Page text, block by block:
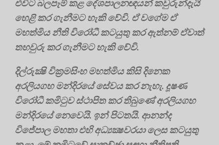
එවිට බලපෑම් කළ දේශපාලනඥයන් කවුරුන්දැයි
හෙළි කර ගැනීමට හැකි වේවි. ඒ වගේම ඒ
මහත්මිය නීති විරෝධී කටයුතු කර ඇත්නම් ඒවාත්
තහවුරු කර ගැනීමට හැකි වේවි.
දිල්රුක්‍ෂි වික්‍රමසිංහ මහත්මිය කිසි දිනෙක
අරලියගහ මන්දිරයේ සේවය කර නැහැ. දූෂණ
විරෝධී කමිටුව ස්ථාපිත කර තිබුණේ අරලියගහ
මන්දිරයේ නෙවෙයි. ඉන් පිටතයි. ආනන්ද
විජේපාල මහතා එහි අධ්‍යක්‍ෂවරයා ලෙස කටයුතු